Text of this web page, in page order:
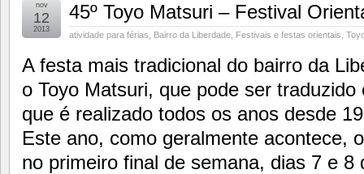
45º Toyo Matsuri – Festival
atividade para férias Bairro da Liberdade Festivais e festas orientais
nov
12
2013
A festa mais tradicional do bairro da
o Toyo Matsuri, que pode ser
que é realizado todos os anos desde
Este ano, como geralmente acontece,
no primeiro final de semana, dias 7 e 8